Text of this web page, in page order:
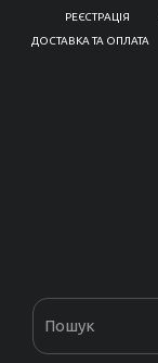
РЕЄСТРАЦІЯ
ДОСТАВКА ТА ОПЛАТА